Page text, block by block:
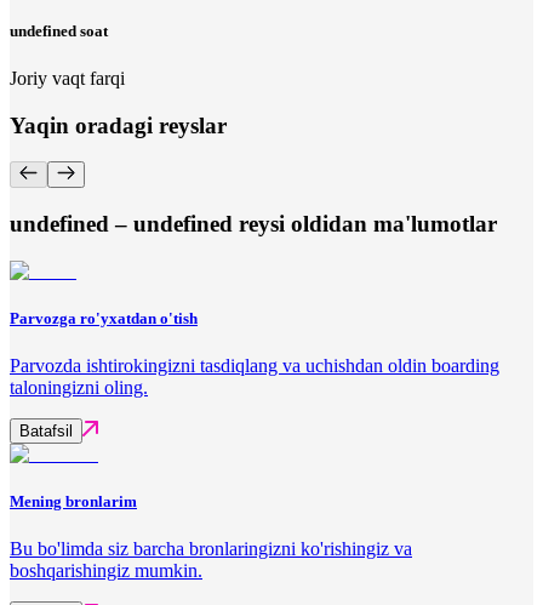
undefined soat
Joriy vaqt farqi
Yaqin oradagi reyslar
undefined – undefined reysi oldidan ma'lumotlar
Parvozga ro'yxatdan o'tish
Parvozda ishtirokingizni tasdiqlang va uchishdan oldin boarding
taloningizni oling.
Batafsil
Mening bronlarim
Bu bo'limda siz barcha bronlaringizni ko'rishingiz va
boshqarishingiz mumkin.